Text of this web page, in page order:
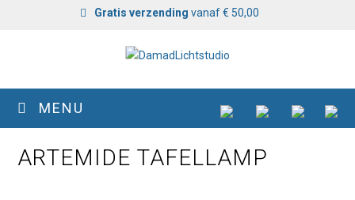
Gratis verzending vanaf € 50,00
MENU
ARTEMIDE TAFELLAMP